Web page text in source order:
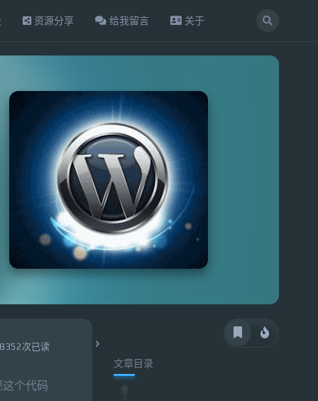
资源分享 给我留言 关于
次已读
个代码
文章目录